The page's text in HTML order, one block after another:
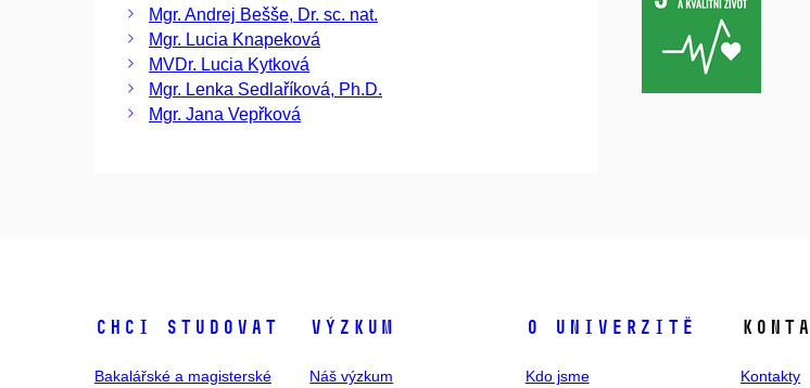
Mgr. Andrej Bešše, Dr. sc. nat.
Mgr. Lucia Knapeková
MVDr. Lucia Kytková
Mgr. Lenka Sedlaříková, Ph.D.
Mgr. Jana Vepřková
Chci studovat
Bakalářské a magisterské
Výzkum
Náš výzkum
O univerzitě
Kdo jsme
Kontakty